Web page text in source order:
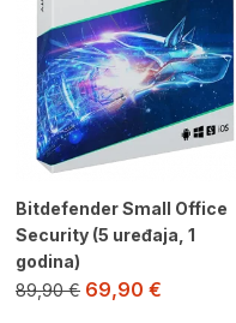
Bitdefender Small Office
Security (5 uređaja, 1
godina)
89,90€ 69,90 €